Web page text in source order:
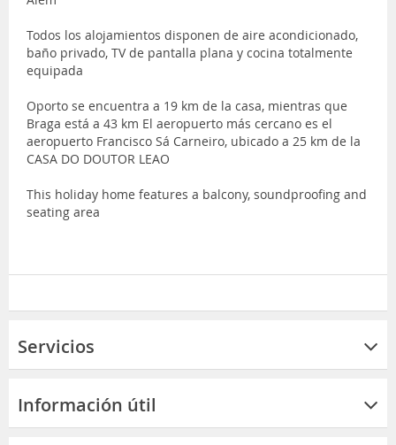
Todos los alojamientos disponen de aire acondicionado,
baño privado, TV de pantalla plana y cocina totalmente
equipada
Oporto se encuentra a 19 km de la casa, mientras que
Braga está a 43 km El aeropuerto más cercano es el
aeropuerto Francisco Sá Carneiro, ubicado a 25 km de la
CASA DO DOUTOR LEAO
This holiday home features a balcony, soundproofing and
seating area
Servicios
Información útil